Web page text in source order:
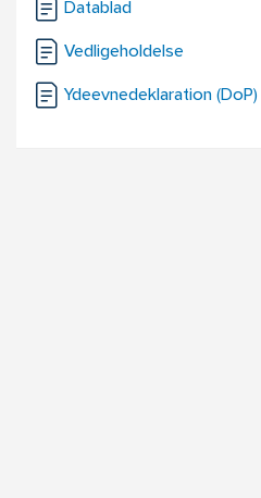
Datablad
Vedligeholdelse
Ydeevnedeklaration (DoP)